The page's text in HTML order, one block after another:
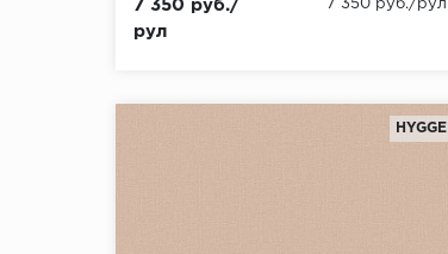
7 350 руб./
рул
7 350 руб./рул
HYGGE